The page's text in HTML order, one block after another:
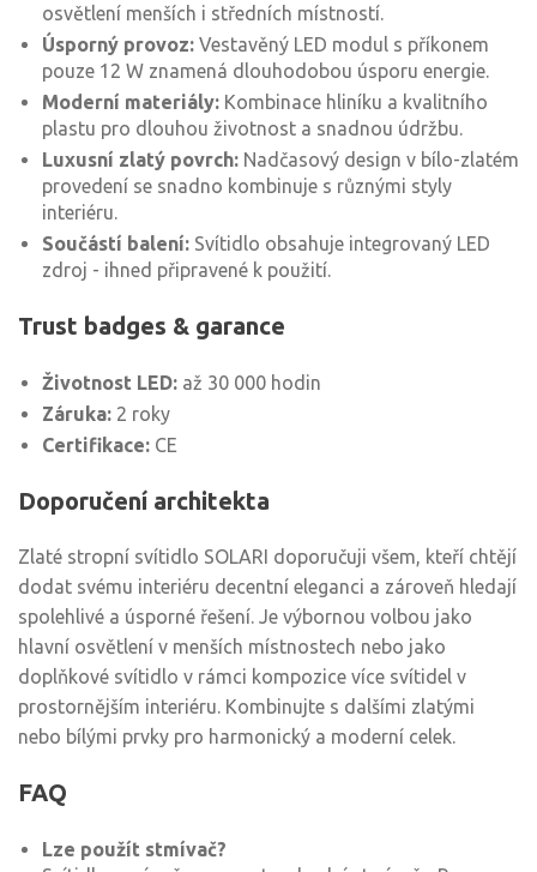
osvětlení menších i středních místností.
Úsporný provoz: Vestavěný LED modul s příkonem
pouze 12 W znamená dlouhodobou úsporu energie.
Moderní materiály: Kombinace hliníku a kvalitního
plastu pro dlouhou životnost a snadnou údržbu.
Luxusní zlatý povrch: Nadčasový design v bílo-zlatém
provedení se snadno kombinuje s různými styly
interiéru.
Součástí balení: Svítidlo obsahuje integrovaný LED
zdroj - ihned připravené k použití.
Trust badges & garance
Životnost LED: až 30 000 hodin
Záruka: 2 roky
Certifikace: CE
Doporučení architekta
Zlaté stropní svítidlo SOLARI doporučuji všem, kteří chtějí
dodat svému interiéru decentní eleganci a zároveň hledají
spolehlivé a úsporné řešení. Je výbornou volbou jako
hlavní osvětlení v menších místnostech nebo jako
doplňkové svítidlo v rámci kompozice více svítidel v
prostornějším interiéru. Kombinujte s dalšími zlatými
nebo bílými prvky pro harmonický a moderní celek.
FAQ
Lze použít stmívač?